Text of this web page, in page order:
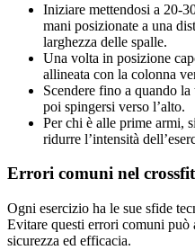
Iniziare mettendosi a 20-
mani posizionate a una
larghezza delle spalle.
Una volta in posizione
allineata con la colonna
Scendere fino a quando
poi spingersi verso l’alto.
Per chi è alle prime armi,
ridurre l’intensità
Errori comuni nel
Ogni esercizio ha le sue sfide
Evitare questi errori comuni può
sicurezza ed efficacia.